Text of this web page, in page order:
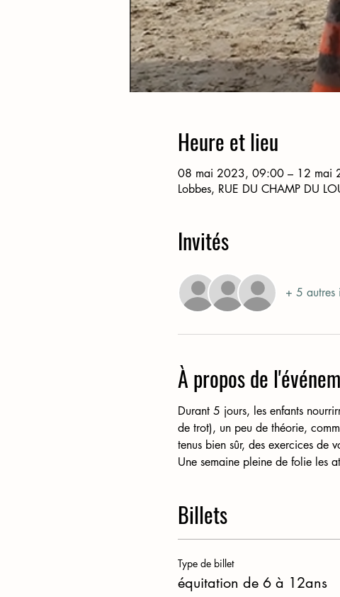
Heure et lieu
08 mai 2023, 09:00 – 12 mai
Lobbes, RUE DU CHAMP DU
Invités
+ 5 autres
À propos de
Durant 5 jours, les enfants
de trot), un peu de théorie,
tenus bien sûr, des exercices de
Une semaine pleine de folie les
Billets
Type de billet
équitation de 6 à 12ans